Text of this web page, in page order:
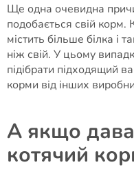
Ще одна очевидна
подобається свій
містить більше білка і
ніж свій. У цьому
підібрати підходящий
корми від інших
А якщо
котячий